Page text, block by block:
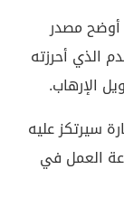
أوضح مصدر
الذي أحرزته
الإرهاب.
سيرتكز عليه
العمل في